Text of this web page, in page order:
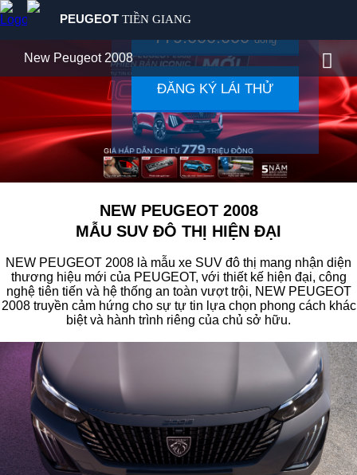
PEUGEOT TIỀN GIANG
SẢN PHẨM
MUA XE
DỊCH VỤ
GIỚI THIỆU
TIN TỨC
779.000.000đồng
ĐĂNG KÝ LÁI THỬ
New Peugeot 2008
NEW PEUGEOT 2008
KHẲNG ĐỊNH PHONG CÁCH CHỦ SỞ HỮU
NEW PEUGEOT 2008
MẪU SUV ĐÔ THỊ HIỆN ĐẠI
NEW PEUGEOT 2008 là mẫu xe SUV đô thị mang nhận diện
thương hiệu mới của PEUGEOT, với thiết kế hiện đại, công
nghệ tiên tiến và hệ thống an toàn vượt trội, NEW PEUGEOT
2008 truyền cảm hứng cho sự tự tin lựa chọn phong cách khác
biệt và hành trình riêng của chủ sở hữu.